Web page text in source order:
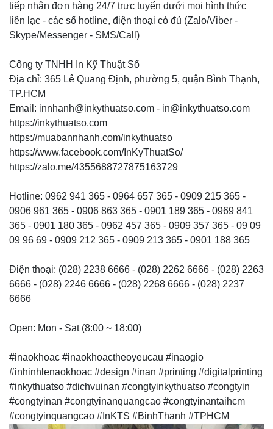
tiếp nhận đơn hàng 24/7 trực tuyến dưới mọi hình thức
liên lạc - các số hotline, điện thoại có đủ (Zalo/Viber -
Skype/Messenger - SMS/Call)
Công ty TNHH In Kỹ Thuật Số
Địa chỉ: 365 Lê Quang Định, phường 5, quận Bình Thạnh,
TP.HCM
Email: innhanh@inkythuatso.com - in@inkythuatso.com
https://inkythuatso.com
https://muabannhanh.com/inkythuatso
https://www.facebook.com/InKyThuatSo/
https://zalo.me/4355688727875163729
Hotline: 0962 941 365 - 0964 657 365 - 0909 215 365 -
0906 961 365 - 0906 863 365 - 0901 189 365 - 0969 841
365 - 0901 180 365 - 0962 457 365 - 0909 357 365 - 09 09
09 96 69 - 0909 212 365 - 0909 213 365 - 0901 188 365
Điện thoại: (028) 2238 6666 - (028) 2262 6666 - (028) 2263
6666 - (028) 2246 6666 - (028) 2268 6666 - (028) 2237
6666
Open: Mon - Sat (8:00 ~ 18:00)
#inaokhoac #inaokhoactheoyeucau #inaogio
#inhinhlenaokhoac #design #inan #printing #digitalprinting
#inkythuatso #dichvuinan #congtyinkythuatso #congtyin
#congtyinan #congtyinanquangcao #congtyinantaihcm
#congtyinquangcao #InKTS #BinhThanh #TPHCM